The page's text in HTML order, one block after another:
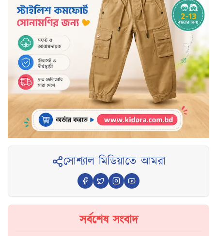
সোশ্যাল মিডিয়াতে আমরা
সর্বশেষ সংবাদ